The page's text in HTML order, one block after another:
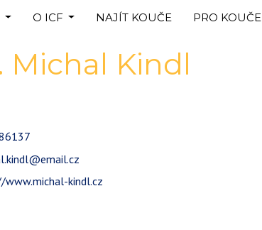
O ICF NAJÍT KOUČE PRO KOUČE
Michal Kindl
kindl.cz